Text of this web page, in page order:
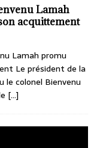
Lamah
acquittement
Lamah promu
Le président de la
le colonel Bienvenu
[...]